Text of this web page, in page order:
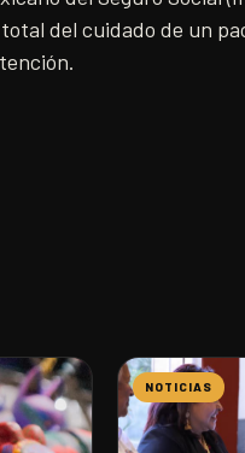
del cuidado de un
NOTICIAS